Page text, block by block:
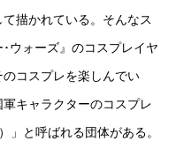
描かれている。そんなス
ウォーズ』のコスプレイヤ
コスプレを楽しんでい
キャラクターのコスプレ
」と呼ばれる団体がある。